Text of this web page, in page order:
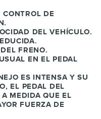
CONTROL DE
DEL VEHÍCULO.
FRENO.
EN EL PEDAL
ES INTENSA Y SU
EL PEDAL DEL
MEDIDA QUE EL
FUERZA DE